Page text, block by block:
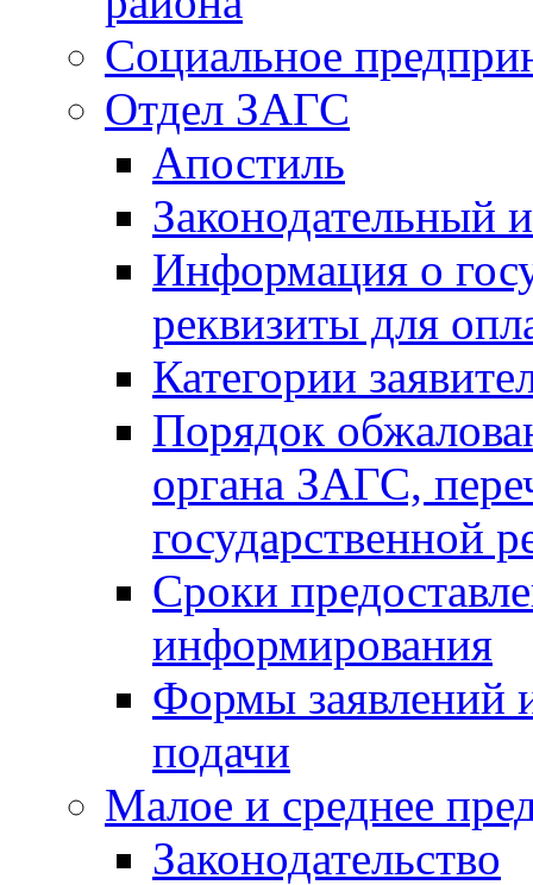
Социальное
Отдел ЗАГС
Апостиль
Законодательный
Информация о
реквизиты для
Категории
Порядок
органа ЗАГС,
государственной
Сроки
информирования
Формы заявлений
подачи
Малое и среднее
Законодательство